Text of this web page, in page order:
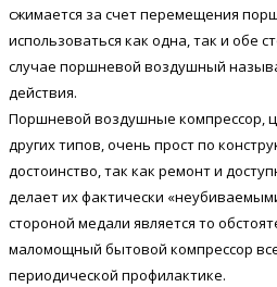
сжимается за счет перемещения
использоваться как одна, так и обе
случае поршневой воздушный
действия.
Поршневой воздушные компрессор,
других типов, очень прост по
достоинство, так как ремонт и
делает их фактически
стороной медали является то
маломощный бытовой компрессор
периодической профилактике.